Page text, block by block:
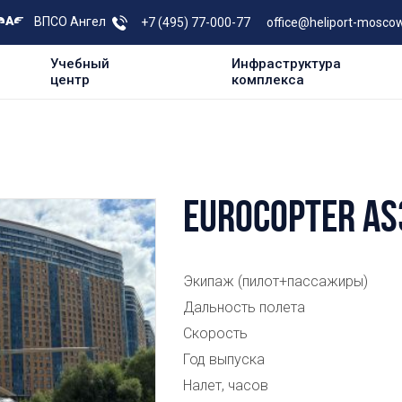
ВПСО Ангел +7 (495) 77-000-77 office@heliport-
Учебный
центр
Инфраструктура
комплекса
EUROCOPTER
Экипаж (пилот+пассажиры)
Дальность полета
Скорость
Год выпуска
Налет, часов